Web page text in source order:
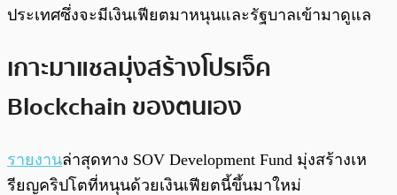
ประเทศซึ่งจะมีเงินเฟียตมาหนุนและรัฐบาลเข้ามาดูแล
เกาะมาแชลมุ่งสร้างโปรเจ็ค
Blockchain ของตนเอง
รายงานล่าสุดทาง SOV Development Fund มุ่งสร้างเห
รียญคริปโตที่หนุนด้วยเงินเฟียตนี้ขึ้นมาใหม่